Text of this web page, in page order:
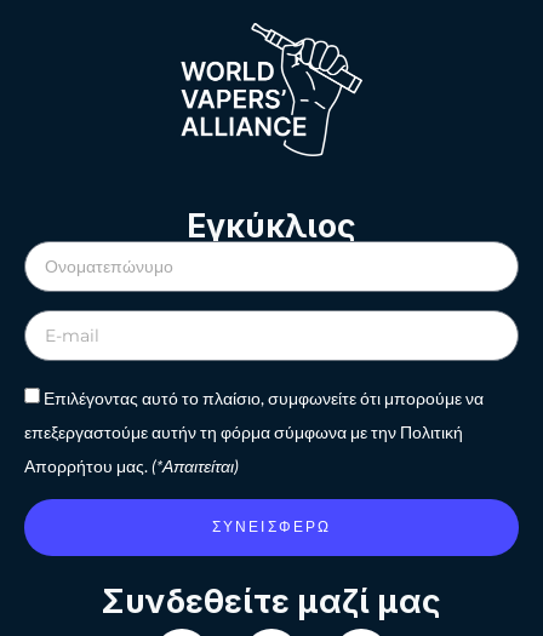
Εγκύκλιος
Επιλέγοντας αυτό το πλαίσιο, συμφωνείτε ότι μπορούμε να
επεξεργαστούμε αυτήν τη φόρμα σύμφωνα με την Πολιτική
Απορρήτου μας.(*Απαιτείται)
ΣΥΝΕΙΣΦΈΡΩ
Συνδεθείτε μαζί μας